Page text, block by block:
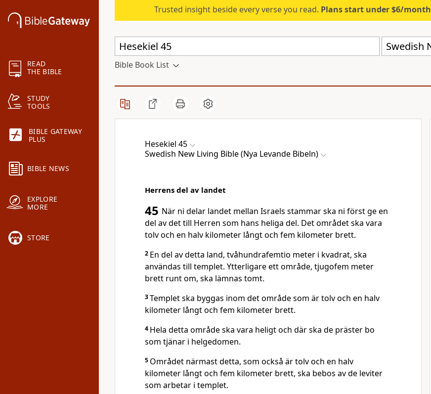
READ
THE BIBLE
STUDY
TOOLS
BIBLE GATEWAY
PLUS
BIBLE NEWS
EXPLORE
MORE
STORE
Trusted insight beside every verse you read. Plans start under $6/month
Bible Book List
Hesekiel 45
Swedish New Living Bible (Nya Levande Bibeln)
Herrens del av landet
45 När ni delar landet mellan Israels stammar ska ni först ge en
del av det till Herren som hans heliga del. Det området ska vara
tolv och en halv kilometer långt och fem kilometer brett.
2 En del av detta land, tvåhundrafemtio meter i kvadrat, ska
användas till templet. Ytterligare ett område, tjugofem meter
brett runt om, ska lämnas tomt.
3Templet ska byggas inom det område som är tolv och en halv
kilometer långt och fem kilometer brett.
4 Hela detta område ska vara heligt och där ska de präster bo
som tjänar i helgedomen.
5 Området närmast detta, som också är tolv och en halv
kilometer långt och fem kilometer brett, ska bebos av de leviter
som arbetar i templet.